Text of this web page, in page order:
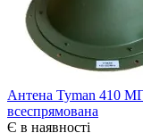
Антена Tyman 410
всеспрямована
Є в наявності